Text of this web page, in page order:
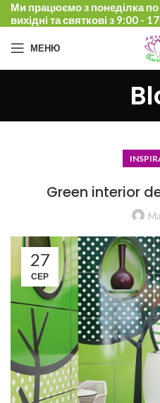
Ми працюємо з понеділка
вихідні та святкові з 9:00 -
МЕНЮ
Green interior
27
СЕР